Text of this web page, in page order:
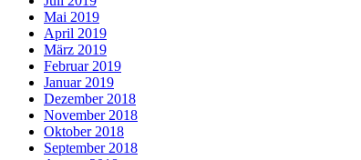
Mai 2019
April 2019
März 2019
Februar 2019
Januar 2019
Dezember 2018
November 2018
Oktober 2018
September 2018